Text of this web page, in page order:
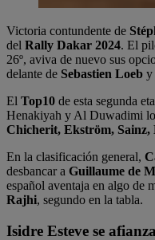
Victoria contundente de
del Rally Dakar 2024. El
26º, aviva de nuevo sus
delante de Sebastien Loeb y
El Top10 de esta segunda
Henakiyah y Al Duwadimi
Chicherit, Ekström, Sainz,
En la clasificación general,
desbancar a Guillaume de
español aventaja en algo de
Rajhi, segundo en la tabla.
Isidre Esteve se